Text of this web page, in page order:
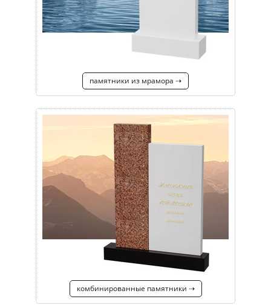
памятники из мрамора ⇢
комбинированные памятники ⇢